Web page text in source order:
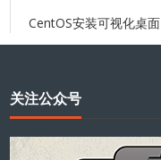
CentOS安装可视化桌面
关注公众号